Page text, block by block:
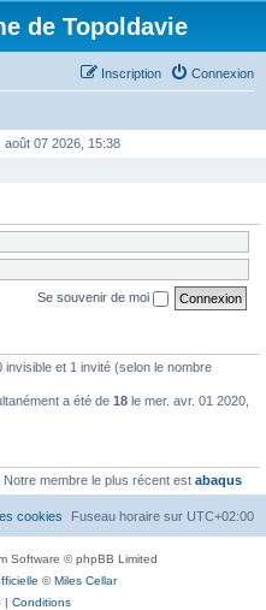
de Topoldavie
Connexion
Inscription
07 2026, 15:38
Se souvenir de moi
et 1 invité (selon le nombre
a été de 18 le mer. avr. 01 2020,
Notre membre le plus récent est abaqus
Fuseau horaire sur UTC+02:00
cookies
Software © phpBB Limited
©Miles Cellar
| Conditions